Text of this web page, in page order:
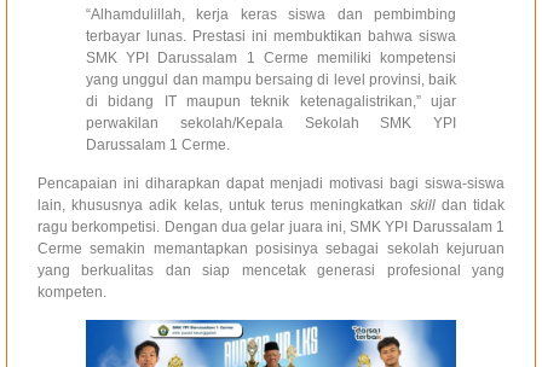
“Alhamdulillah, kerja keras siswa dan pembimbing
terbayar lunas. Prestasi ini membuktikan bahwa siswa
SMK YPI Darussalam 1 Cerme memiliki kompetensi
yang unggul dan mampu bersaing di level provinsi, baik
di bidang IT maupun teknik ketenagalistrikan,” ujar
perwakilan sekolah/Kepala Sekolah SMK YPI
Darussalam 1 Cerme.
Pencapaian ini diharapkan dapat menjadi motivasi bagi siswa-siswa
lain, khususnya adik kelas, untuk terus meningkatkan skilldan tidak
ragu berkompetisi. Dengan dua gelar juara ini, SMK YPI Darussalam 1
Cerme semakin memantapkan posisinya sebagai sekolah kejuruan
yang berkualitas dan siap mencetak generasi profesional yang
kompeten.